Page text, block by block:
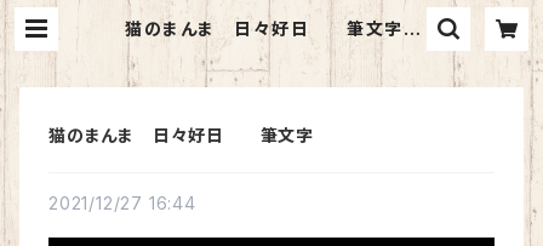
猫のまんま 日々好日 筆文字 |
猫のまんま
猫のまんま 日々好日 筆文字
2021/12/27 16:44